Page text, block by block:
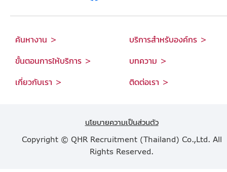
ค้นหางาน > บริการสำหรับองค์กร >
ขั้นตอนการให้บริการ > บทความ >
เกี่ยวกับเรา > ติดต่อเรา >
นโยบายความเป็นส่วนตัว
Copyright © QHR Recruitment (Thailand) Co.,Ltd. All
Rights Reserved.